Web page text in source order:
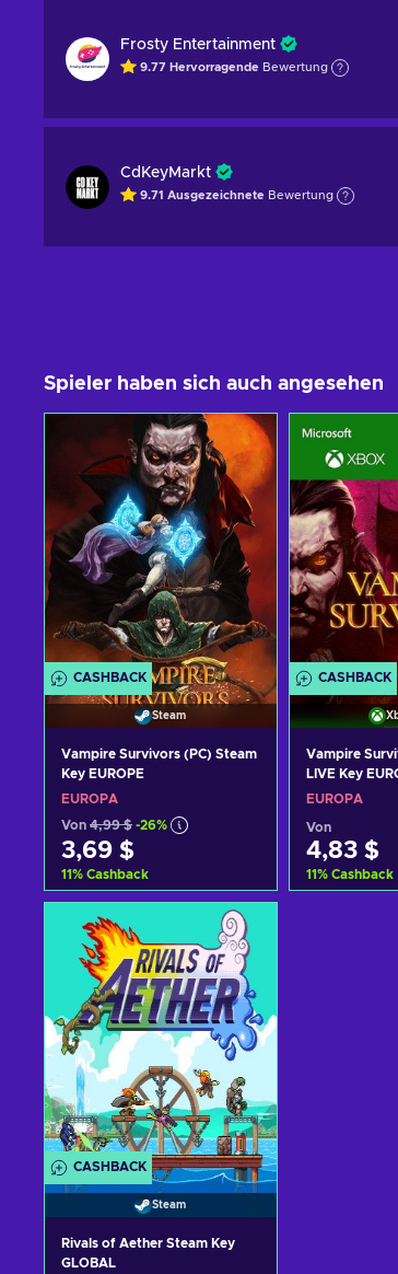
Frosty Entertainment
9.77 Hervorragende Bewertung
CdKeyMarkt
9.71 Ausgezeichnete Bewertung
Spieler haben sich auch angesehen
CASHBACK
Steam
Vampire Survivors (PC) Steam
Key EUROPE
EUROPA
Von 4,99 $ -26%
3,69 $
11% Cashback
Zum Warenkorb
hinzufügen
Angebote ansehen
CASHBACK
Vampire
LIVE Key
EUROPA
Von
4,83 $
11% Cashback
CASHBACK
Steam
Rivals of Aether Steam Key
GLOBAL